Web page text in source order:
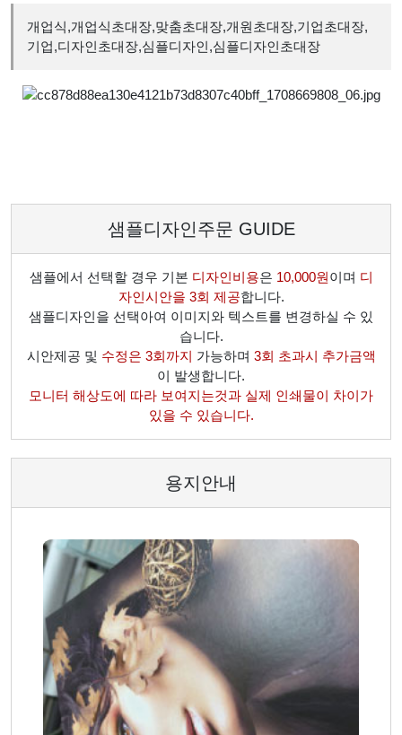
개업식,개업식초대장,맞춤초대장,개원초대장,기업초대장,
기업,디자인초대장,심플디자인,심플디자인초대장
샘플디자인주문 GUIDE
샘플에서 선택할 경우 기본 디자인비용은 10,000원이며 디
자인시안을 3회 제공합니다.
샘플디자인을 선택아여 이미지와 텍스트를 변경하실 수 있
습니다.
시안제공 및 수정은 3회까지 가능하며 3회 초과시 추가금액
이 발생합니다.
모니터 해상도에 따라 보여지는것과 실제 인쇄물이 차이가
있을 수 있습니다.
용지안내